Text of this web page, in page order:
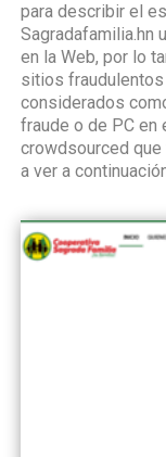
para describir el
en la Web, por lo
sitios fraudulentos
considerados
fraude o de PC
crowdsourced
a ver a